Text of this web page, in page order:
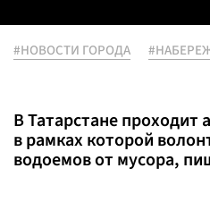
#НОВОСТИ ГОРОДА
В Татарстане проходит
в рамках которой
водоемов от мусора,